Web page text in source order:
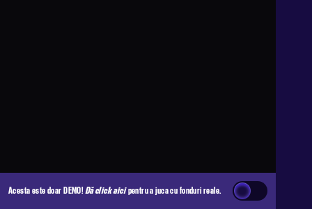
Acesta este doar DEMO!Dă click aicipentru a juca cu fonduri reale.